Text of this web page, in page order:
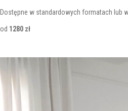
Dostępne w standardowych formatach lub
od 1280 zł